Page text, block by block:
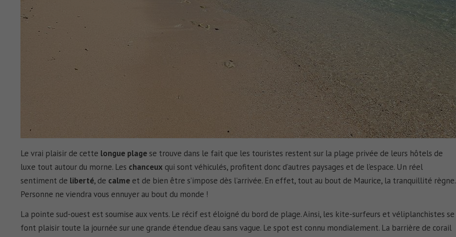
Le vrai plaisir de cette longue plage se trouve dans le fait que les touristes restent sur la plage privée de leurs hôtels de
luxe tout autour du morne. Les chanceux qui sont véhiculés, profitent donc d’autres paysages et de l’espace. Un réel
sentiment de liberté, de calme et de bien être s’impose dès l’arrivée. En effet, tout au bout de Maurice, la tranquillité règne.
Personne ne viendra vous ennuyer au bout du monde !
La pointe sud-ouest est soumise aux vents. Le récif est éloigné du bord de plage. Ainsi, les kite-surfeurs et véliplanchistes se
font plaisir toute la journée sur une grande étendue d’eau sans vague. Le spot est connu mondialement. La barrière de corail